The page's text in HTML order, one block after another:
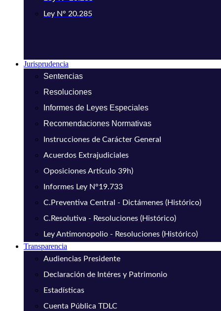
Ley N° 20.285
Jurisprudencia
Sentencias
Resoluciones
Informes de Leyes Especiales
Recomendaciones Normativas
Instrucciones de Carácter General
Acuerdos Extrajudiciales
Oposiciones Artículo 39h)
Informes Ley N°19.733
C.Preventiva Central - Dictámenes (Histórico)
C.Resolutiva - Resoluciones (Histórico)
Ley Antimonopolio - Resoluciones (Histórico)
Transparencia
Audiencias Presidente
Declaración de Intéres y Patrimonio
Estadísticas
Cuenta Pública TDLC